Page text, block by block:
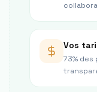
Vos
73%